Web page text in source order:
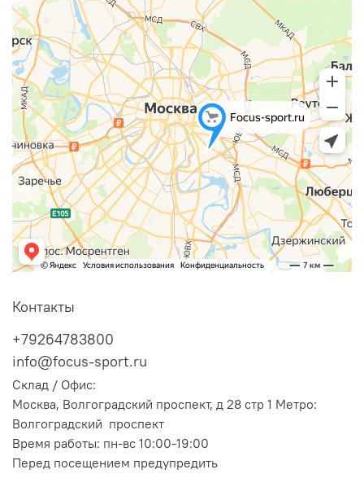
Контакты
+79264783800
info@focus-sport.ru
Склад / Офис:
Москва, Волгоградский проспект, д 28 стр 1 Метро:
Волгоградский проспект
Время работы: пн-вс 10:00-19:00
Перед посещением предупредить